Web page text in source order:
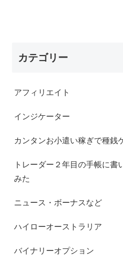
カテゴリー
アフィリエイト
インジケーター
カンタンお小遣い稼ぎで種銭
トレーダー２年目の手帳に書
みた
ニュース・ボーナスなど
ハイローオーストラリア
バイナリーオプション